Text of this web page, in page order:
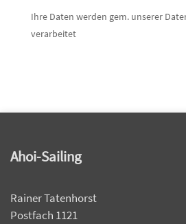
Ihre Daten werden gem. unserer
verarbeitet
Ahoi-Sailing
Rainer Tatenhorst
Postfach 1121